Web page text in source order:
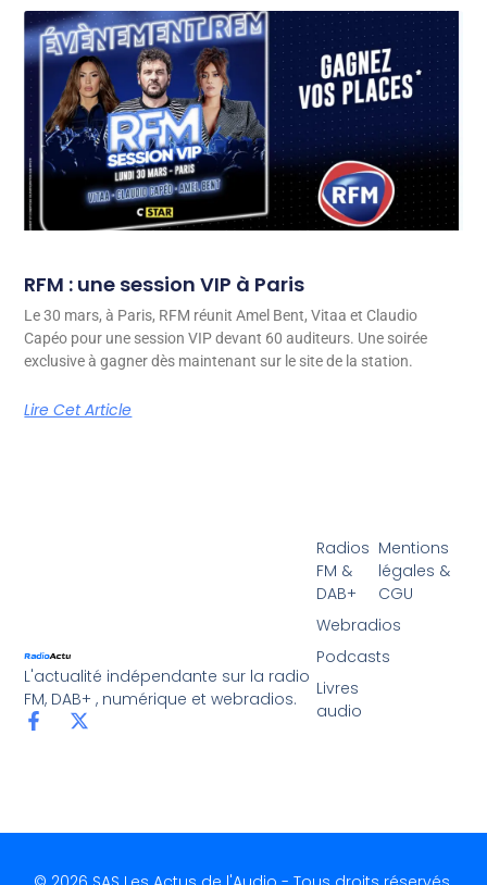
RFM : une session VIP à Paris
Le 30 mars, à Paris, RFM réunit Amel Bent, Vitaa et Claudio
Capéo pour une session VIP devant 60 auditeurs. Une soirée
exclusive à gagner dès maintenant sur le site de la station.
Lire Cet Article
L'actualité indépendante sur la radio
FM, DAB+ , numérique et webradios.
Radios
FM &
DAB+
Webradios
Podcasts
Livres
audio
Mentions
légales &
CGU